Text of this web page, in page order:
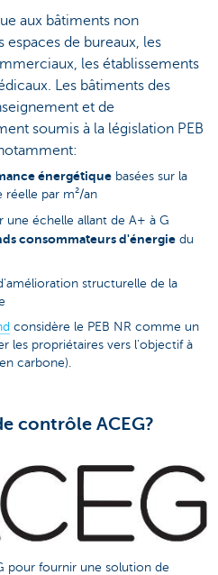
aux bâtiments non
de bureaux, les
les établissements
Les bâtiments des
et de
soumis à la législation PEB
énergétique basées sur la
par m²/an
une échelle allant de A+ à G
consommateurs d'énergie du
structurelle de la
considère le PEB NR comme un
les propriétaires vers l'objectif à
carbone).
contrôle ACEG?
pour fournir une solution de